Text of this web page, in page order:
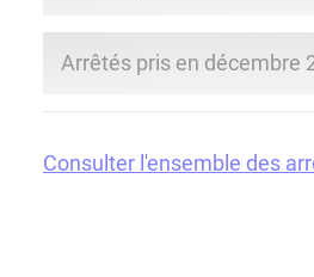
Arrêtés pris en décembre
Consulter l'ensemble des